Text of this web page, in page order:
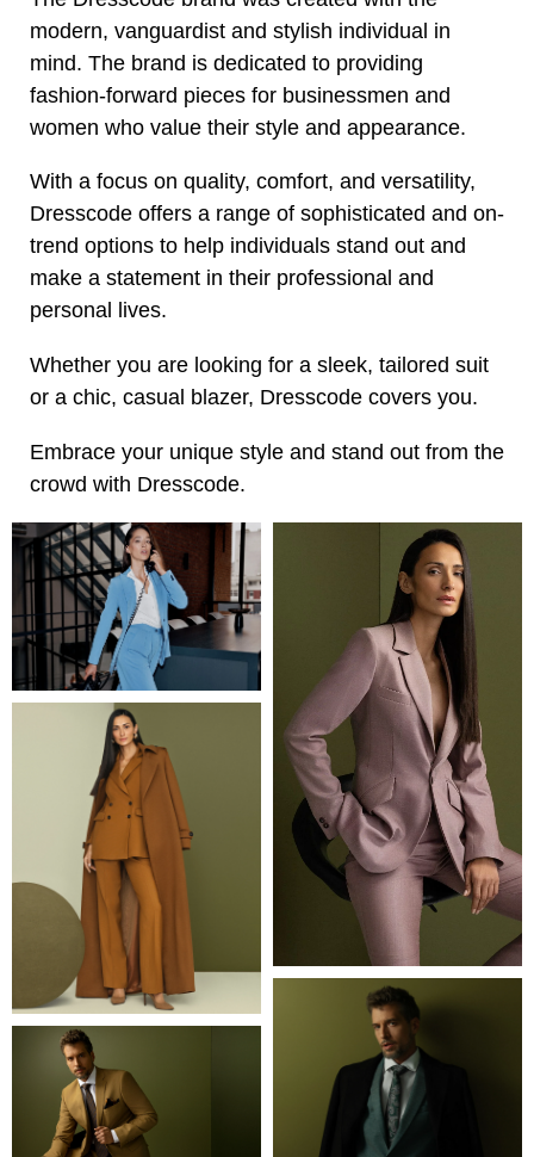
modern, vanguardist and stylish individual in
mind. The brand is dedicated to providing
fashion-forward pieces for businessmen and
women who value their style and appearance.
With a focus on quality, comfort, and versatility,
Dresscode offers a range of sophisticated and on-
trend options to help individuals stand out and
make a statement in their professional and
personal lives.
Whether you are looking for a sleek, tailored suit
or a chic, casual blazer, Dresscode covers you.
Embrace your unique style and stand out from the
crowd with Dresscode.